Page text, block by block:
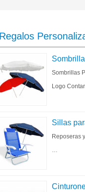
Regalos
Sombrillas
Logo
Sillas
Reposeras
…